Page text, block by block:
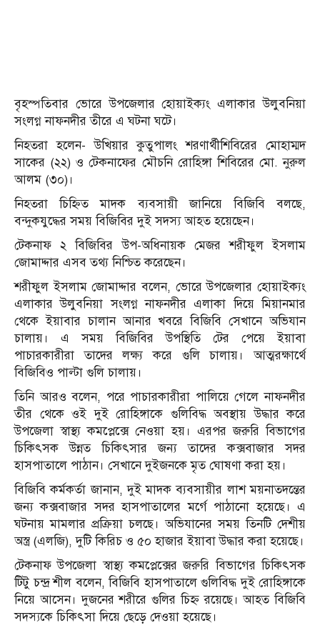
বৃহস্পতিবার ভোরে উপজেলার হোয়াইক্যং এলাকার উলুবনিয়া
সংলগ্ন নাফনদীর তীরে এ ঘটনা ঘটে।
নিহতরা হলেন- উখিয়ার কুতুপালং শরণার্থীশিবিরের মোহাম্মদ
সাকের (২২) ও টেকনাফের মৌচনি রোহিঙ্গা শিবিরের মো. নুরুল
আলম (৩০)।
নিহতরা চিহ্নিত মাদক ব্যবসায়ী জানিয়ে বিজিবি বলছে,
বন্দুকযুদ্ধের সময় বিজিবির দুই সদস্য আহত হয়েছেন।
টেকনাফ ২ বিজিবির উপ-অধিনায়ক মেজর শরীফুল ইসলাম
জোমাদ্দার এসব তথ্য নিশ্চিত করেছেন।
শরীফুল ইসলাম জোমাদ্দার বলেন, ভোরে উপজেলার হোয়াইক্যং
এলাকার উলুবনিয়া সংলগ্ন নাফনদীর এলাকা দিয়ে মিয়ানমার
থেকে ইয়াবার চালান আনার খবরে বিজিবি সেখানে অভিযান
চালায়। এ সময় বিজিবির উপস্থিতি টের পেয়ে ইয়াবা
পাচারকারীরা তাদের লক্ষ্য করে গুলি চালায়। আত্মরক্ষার্থে
বিজিবিও পাল্টা গুলি চালায়।
তিনি আরও বলেন, পরে পাচারকারীরা পালিয়ে গেলে নাফনদীর
তীর থেকে ওই দুই রোহিঙ্গাকে গুলিবিদ্ধ অবস্থায় উদ্ধার করে
উপজেলা স্বাস্থ্য কমপ্লেক্সে নেওয়া হয়। এরপর জরুরি বিভাগের
চিকিৎসক উন্নত চিকিৎসার জন্য তাদের কক্সবাজার সদর
হাসপাতালে পাঠান। সেখানে দুইজনকে মৃত ঘোষণা করা হয়।
বিজিবি কর্মকর্তা জানান, দুই মাদক ব্যবসায়ীর লাশ ময়নাতদন্তের
জন্য কক্সবাজার সদর হাসপাতালের মর্গে পাঠানো হয়েছে। এ
ঘটনায় মামলার প্রক্রিয়া চলছে। অভিযানের সময় তিনটি দেশীয়
অস্ত্র (এলজি), দুটি কিরিচ ও ৫০ হাজার ইয়াবা উদ্ধার করা হয়েছে।
টেকনাফ উপজেলা স্বাস্থ্য কমপ্লেক্সের জরুরি বিভাগের চিকিৎসক
টিটু চন্দ্র শীল বলেন, বিজিবি হাসপাতালে গুলিবিদ্ধ দুই রোহিঙ্গাকে
নিয়ে আসেন। দুজনের শরীরে গুলির চিহ্ন রয়েছে। আহত বিজিবি
সদস্যকে চিকিৎসা দিয়ে ছেড়ে দেওয়া হয়েছে।